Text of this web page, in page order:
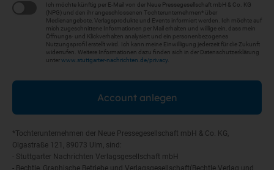
Ich möchte künftig per E-Mail von der Neue Pressegesellschaft mbH & Co. KG
(NPG) und den ihr angeschlossenen Tochterunternehmen* über
Medienangebote, Verlagsprodukte und Events informiert werden. Ich möchte auf
mich zugeschnittene Informationen per Mail erhalten und willige ein, dass mein
Öffnungs- und Klickverhalten analysiert und ein personenbezogenes
Nutzungsprofil erstellt wird. Ich kann meine Einwilligung jederzeit für die Zukunft
widerrufen. Weitere Informationen dazu finden sich in der Datenschutzerklärung
unterwww.stuttgarter-nachrichten.de/privacy
Account anlegen
*Tochterunternehmen der Neue Pressegesellschaft mbH & Co. KG,
Olgastraße 121, 89073 Ulm, sind:
- Stuttgarter Nachrichten Verlagsgesellschaft mbH
- Bechtle, Graphische Betriebe und Verlagsgesellschaft(Bechtle Verlag und